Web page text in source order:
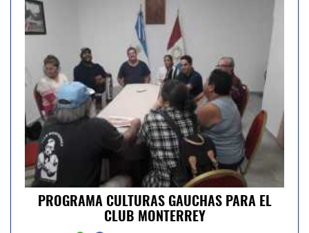
PROGRAMA CULTURAS GAUCHAS PARA EL
CLUB MONTERREY